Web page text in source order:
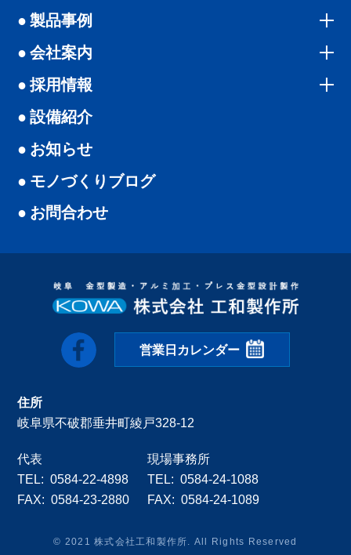
製品事例
会社案内
採用情報
設備紹介
お知らせ
モノづくりブログ
お問合わせ
営業日カレンダー
住所
岐阜県不破郡垂井町綾戸328-12
代表
0584-22-4898
0584-23-2880
現場事務所
0584-24-1088
0584-24-1089
© 2021 株式会社工和製作所. All Rights Reserved